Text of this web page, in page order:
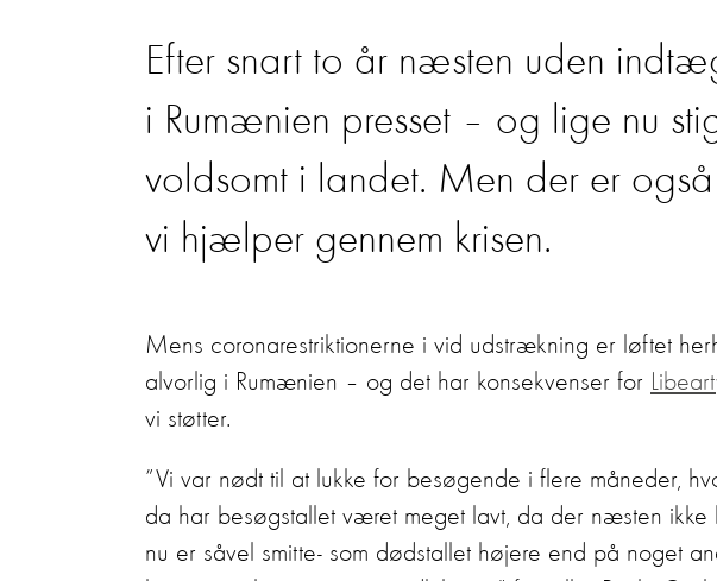
Efter snart to år næsten uden
i Rumænien presset – og lige nu
voldsomt i landet. Men der er
vi hjælper gennem krisen.
Mens coronarestriktionerne i vid udstrækning er løftet
alvorlig i Rumænien – og det har konsekvenser for
vi støtter.
”Vi var nødt til at lukke for besøgende i flere måneder,
da har besøgstallet været meget lavt, da der næsten
nu er såvel smitte- som dødstallet højere end på noget